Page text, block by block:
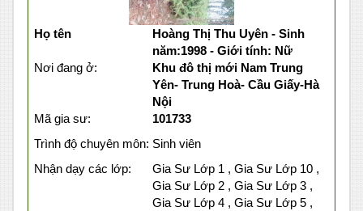
Họ tên
Hoàng Thị Thu Uyên - Sinh
năm:1998 - Giới tính: Nữ
Nơi đang ở:
Khu đô thị mới Nam Trung
Yên- Trung Hoà- Cầu Giấy-Hà
Nội
Mã gia sư:
101733
Trình độ chuyên môn: Sinh viên
Nhận dạy các lớp:
Gia Sư Lớp 1 , Gia Sư Lớp 10 ,
Gia Sư Lớp 2 , Gia Sư Lớp 3 ,
Gia Sư Lớp 4 , Gia Sư Lớp 5 ,